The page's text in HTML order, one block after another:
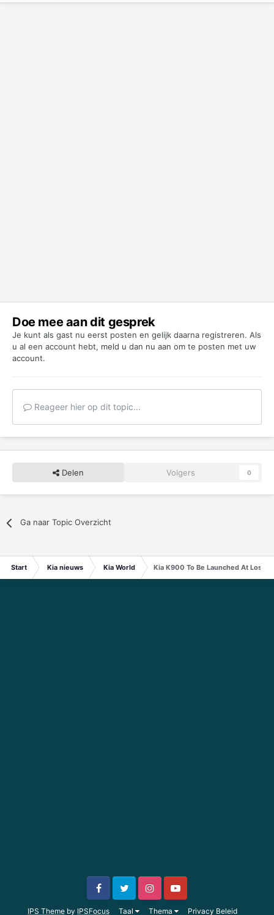
Doe mee aan dit gesprek
Je kunt als gast nu eerst posten en gelijk daarna registreren. Als
u al een account hebt, meld u dan nu aan om te posten met uw
account.
Reageer hier op dit topic...
Delen Volgers 0
Ga naar Topic Overzicht
Start Kia nieuws Kia World Kia K900 To Be Launched At Los
IPS Theme by IPSFocus Taal Thema Privacy Beleid